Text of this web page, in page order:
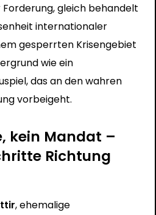
gleich behandelt
internationaler
gesperrten Krisengebiet
wie ein
das an den wahren
vorbeigeht.
kein Mandat –
Richtung
, ehemalige